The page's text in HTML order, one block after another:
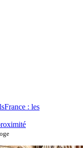
France : les